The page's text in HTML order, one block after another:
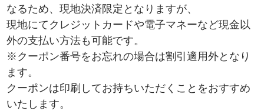
なるため、現地決済限定となりますが、
現地にてクレジットカードや電子マネーなど現金以
外の支払い方法も可能です。
※クーポン番号をお忘れの場合は割引適用外となり
ます。
クーポンは印刷してお持ちいただくことをおすすめ
いたします。